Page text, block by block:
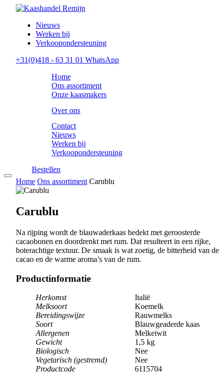
Nieuws
Werken bij
Verkoopondersteuning
+31(0)418 - 63 31 01 WhatsApp
Home
Ons assortiment
Onze kaasmakers
Over ons
Contact
Nieuws
Werken bij
Verkoopondersteuning
Bestellen
Home Ons assortiment Carublu
Carublu
Na rijping wordt de blauwaderkaas bedekt met geroosterde
cacaobonen en doordrenkt met rum. Dat resulteert in een rijke,
boterachtige textuur. De smaak is wat zoetig, de bitterheid van de
cacao en de warme aroma’s van de rum.
Productinformatie
Herkomst
Italië
Melksoort
Koemelk
Bereidingswijze
Rauwmelks
Soort
Blauwgeaderde kaas
Allergenen
Melkeiwit
Gewicht
1,5 kg
Biologisch
Nee
Vegetarisch (gestremd)
Nee
Productcode
6115704